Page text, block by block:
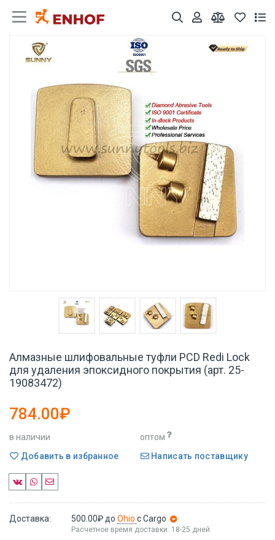
Алмазные шлифовальные туфли PCD Redi Lock
для удаления эпоксидного покрытия (арт. 25-
19083472)
784.00₽
в наличии
оптом
Добавить в избранное
Написать поставщику
Доставка: 500.00₽ до Ohio с Cargo
Расчетное время доставки: 18-25 дней